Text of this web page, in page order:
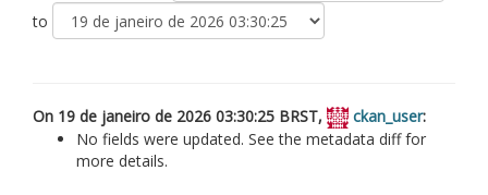
to
On 19 de janeiro de 2026 03:30:25 BRST, ckan_user:
No fields were updated. See the metadata diff for
more details.